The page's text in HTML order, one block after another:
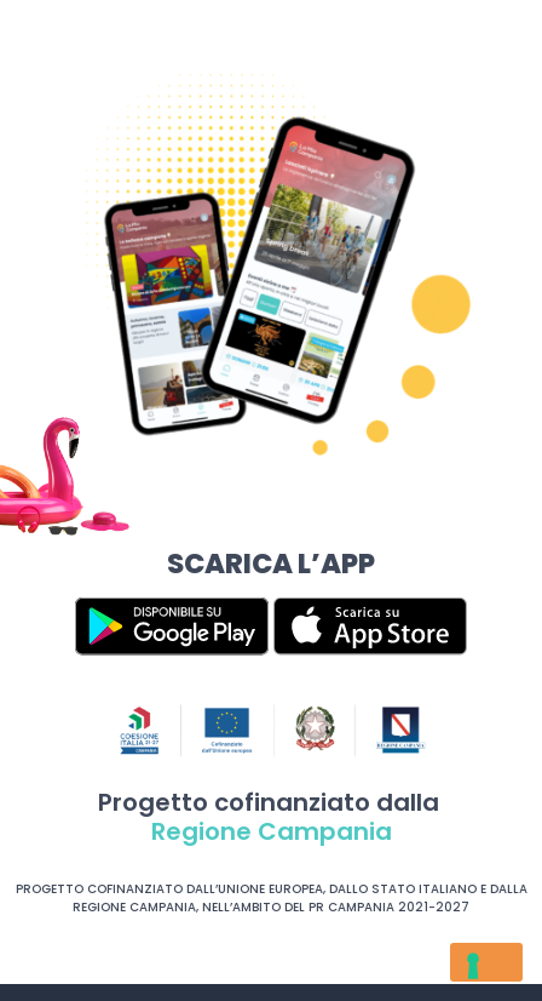
SCARICA L’APP
Progetto cofinanziato dalla
Regione Campania
PROGETTO COFINANZIATO DALL’UNIONE EUROPEA, DALLO STATO ITALIANO E DALLA
REGIONE CAMPANIA, NELL’AMBITO DEL PR CAMPANIA 2021-2027